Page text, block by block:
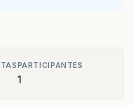
PARTICIPANTES
1